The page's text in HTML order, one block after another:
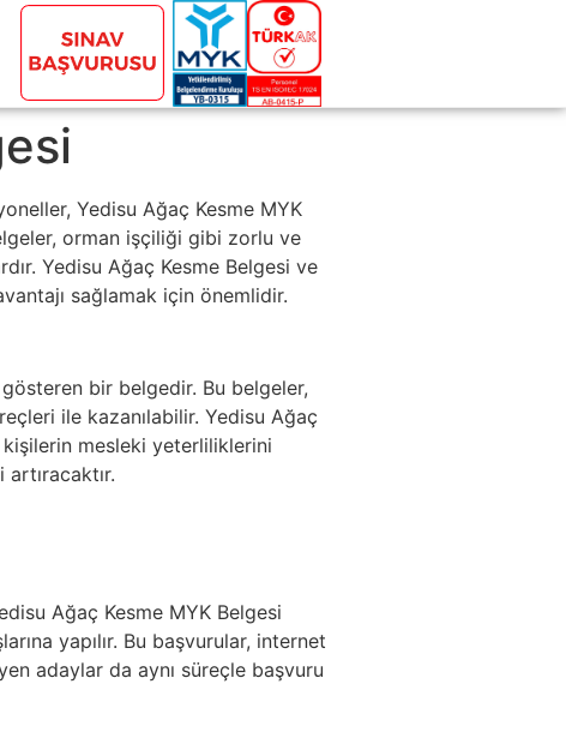
Yedisu Ağaç Kesme MYK
orman işçiliği gibi zorlu ve
Yedisu Ağaç Kesme Belgesi ve
sağlamak için önemlidir.
bir belgedir. Bu belgeler,
ile kazanılabilir. Yedisu Ağaç
mesleki yeterliliklerini
Ağaç Kesme MYK Belgesi
yapılır. Bu başvurular, internet
adaylar da aynı süreçle başvuru